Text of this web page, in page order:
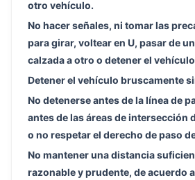
otro vehículo.
No hacer señales, ni tomar las
para girar, voltear en U, pasar de
calzada a otro o detener el
Detener el vehículo bruscamente
No detenerse antes de la línea de
antes de las áreas de intersección
o no respetar el derecho de paso
No mantener una distancia
razonable y prudente, de acuerdo